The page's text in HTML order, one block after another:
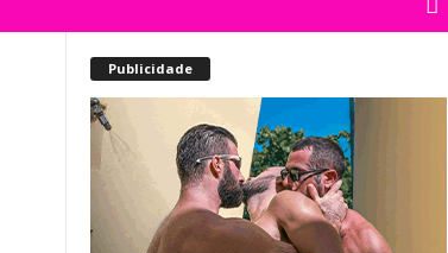
Publicidade